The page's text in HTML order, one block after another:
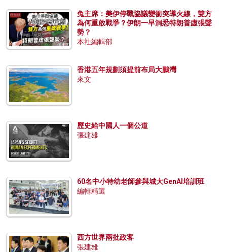
兔主席：美伊停戰協議變衝突導火線，雙方
為何重啟戰爭？伊朗一早洞悉特朗普虛張聲
勢？
本社編輯部
香港五年規劃須提前布局大鵬灣
來文
歷史給中國人一個公道
張建雄
60名中小特幼老師參與城大GenAI培訓班
編輯精選
西方世界兩批政客
張建雄